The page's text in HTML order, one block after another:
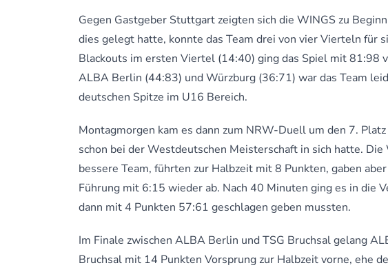
Gegen Gastgeber Stuttgart zeigten sich die WINGS zu
dies gelegt hatte, konnte das Team drei von vier Vierteln für
Blackouts im ersten Viertel (14:40) ging das Spiel mit 81:98
ALBA Berlin (44:83) und Würzburg (36:71) war das Team
deutschen Spitze im U16 Bereich.
Montagmorgen kam es dann zum NRW-Duell um den 7.
schon bei der Westdeutschen Meisterschaft in sich hatte.
bessere Team, führten zur Halbzeit mit 8 Punkten, gaben
Führung mit 6:15 wieder ab. Nach 40 Minuten ging es in die
dann mit 4 Punkten 57:61 geschlagen geben mussten.
Im Finale zwischen ALBA Berlin und TSG Bruchsal gelang
Bruchsal mit 14 Punkten Vorsprung zur Halbzeit vorne, ehe